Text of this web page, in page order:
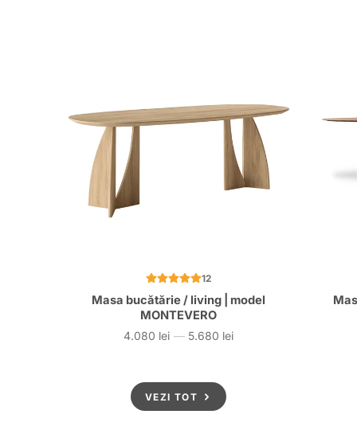
12
Masa bucătărie / living | model
MONTEVERO
Preț
4.080 lei — 5.680 lei
VEZI TOT